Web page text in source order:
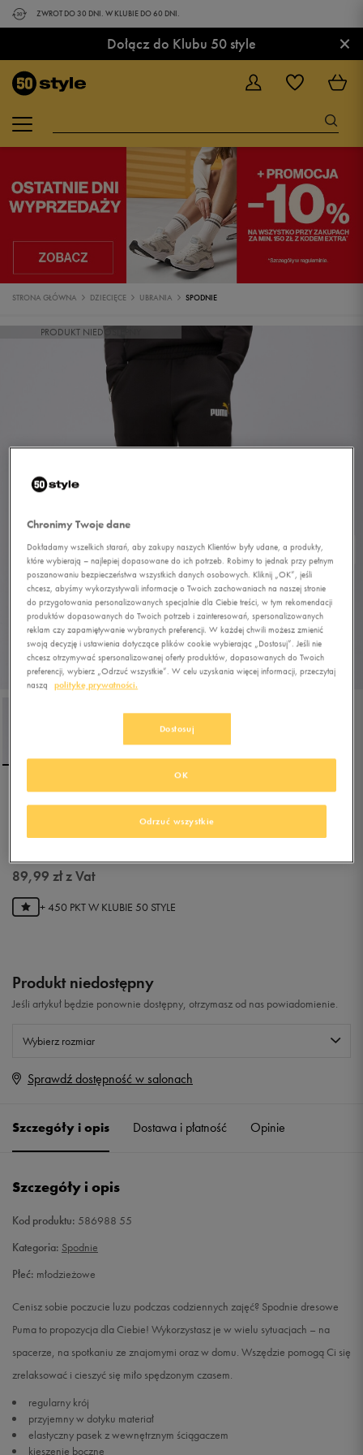
ZWROT DO 30 DNI. W KLUBIE DO 60 DNI.
Dołącz do Klubu 50 style ×
STRONA GŁÓWNA DZIECIĘCE UBRANIA SPODNIE
PRODUKT NIEDOSTĘPNY
1/4
PUMA SPODNIE ESS+ 2
89,99 złz Vat
+ 450 PKT W KLUBIE 50 STYLE
Produkt niedostępny
Jeśli artykuł będzie ponownie dostępny, otrzymasz od nas powiadomienie.
Wybierz rozmiar
Rozmiary EU
164
Sprawdź dostępność w salonach
Szczegóły i opis Dostawa i płatność Opinie
Szczegóły i opis
Kod produktu: 586988 55
Kategoria: Spodnie
Płeć: młodzieżowe
Cenisz sobie poczucie luzu podczas codziennych zajęć? Spodnie dresowe
Puma to propozycja dla Ciebie! Wykorzystasz je w wielu sytuacjach – na
spacerze, na spotkaniu ze znajomymi oraz w domu. Wszędzie pomogą Ci się
zrelaksować i cieszyć się miło spędzonym czasem.
regularny krój
przyjemny w dotyku materiał
elastyczny pasek z wewnętrznym ściągaczem
kieszenie boczne
Chronimy Twoje dane
Dokładamy wszelkich starań, aby zakupy naszych Klientów były udane, a produkty,
które wybierają – najlepiej dopasowane do ich potrzeb. Robimy to jednak przy pełnym
poszanowaniu bezpieczeństwa wszystkich danych osobowych. Kliknij „OK”, jeśli
chcesz, abyśmy wykorzystywali informacje o Twoich zachowaniach na naszej stronie
do przygotowania personalizowanych specjalnie dla Ciebie treści, w tym rekomendacji
produktów dopasowanych do Twoich potrzeb i zainteresowań, spersonalizowanych
reklam czy zapamiętywanie wybranych preferencji. W każdej chwili możesz zmienić
swoją decyzję i ustawienia dotyczące plików cookie wybierając „Dostosuj”. Jeśli nie
chcesz otrzymywać spersonalizowanej oferty produktów, dopasowanych do Twoich
preferencji, wybierz „Odrzuć wszystkie”. W celu uzyskania więcej informacji, przeczytaj
naszą
politykę prywatności.
Dostosuj
Odrzuć wszystkie
OK